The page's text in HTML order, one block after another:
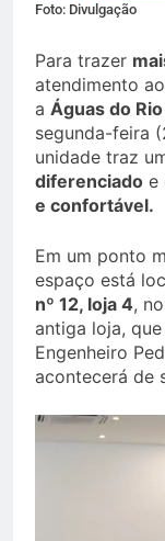
Foto: Divulgação
Para trazer
atendimento
a Águas do Rio
segunda-feira
unidade traz
diferenciado e
e confortável.
Em um ponto
espaço está
nº 12, loja 4, no
antiga loja,
Engenheiro
acontecerá de